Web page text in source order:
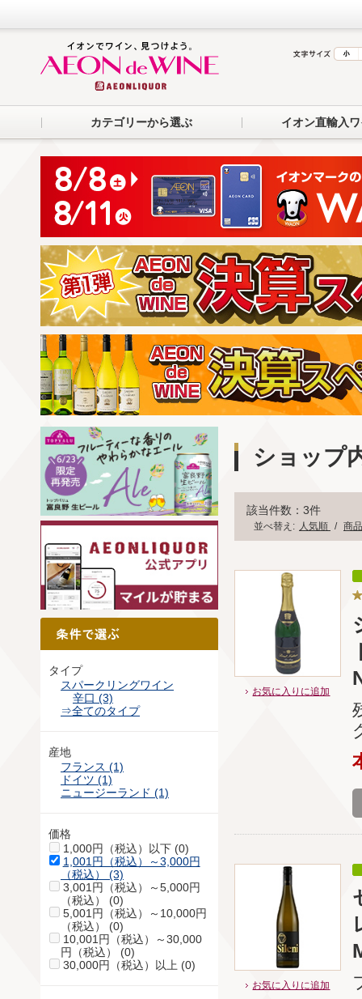
カテゴリーから選ぶ イオン直輸入
ショップ
該当件数：3件
並べ替え: 人気順 / 商
お気に入りに追加
お気に入りに追加
タイプ
スパークリングワイン
辛口 (3)
⇒全てのタイプ
産地
フランス (1)
ドイツ (1)
ニュージーランド (1)
価格
1,000円（税込）以下 (0)
1,001円（税込）～3,000円
（税込） (3)
3,001円（税込）～5,000円
（税込） (0)
5,001円（税込）～10,000円
（税込） (0)
10,001円（税込）～30,000
円（税込） (0)
30,000円（税込）以上 (0)